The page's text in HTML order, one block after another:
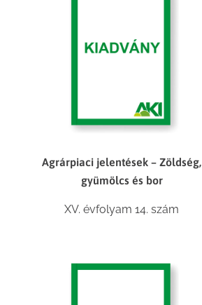
Agrárpiaci jelentések – Zöldség,
gyümölcs és bor
XV. évfolyam 14. szám